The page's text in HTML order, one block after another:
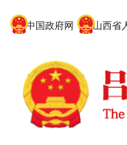
中国政府网 山西省人